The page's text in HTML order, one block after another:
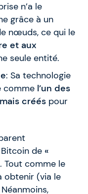
n’a le
grâce à un
nœuds, ce qui le
et aux
seule entité.
: Sa technologie
comme l’un des
crééspour
de «
. Tout comme le
obtenir (via le